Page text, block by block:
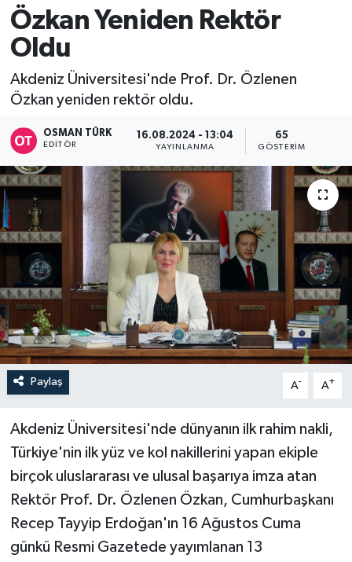
Özkan Yeniden Rektör
Oldu
Akdeniz Üniversitesi'nde Prof. Dr. Özlenen
Özkan yeniden rektör oldu.
OSMAN TÜRK
EDITÖR
16.08.2024 - 13:04
YAYINLANMA
65
GÖSTERIM
Paylaş A- A+
Akdeniz Üniversitesi'nde dünyanın ilk rahim nakli,
Türkiye'nin ilk yüz ve kol nakillerini yapan ekiple
birçok uluslararası ve ulusal başarıya imza atan
Rektör Prof. Dr. Özlenen Özkan, Cumhurbaşkanı
Recep Tayyip Erdoğan'ın 16 Ağustos Cuma
günkü Resmi Gazetede yayımlanan 13